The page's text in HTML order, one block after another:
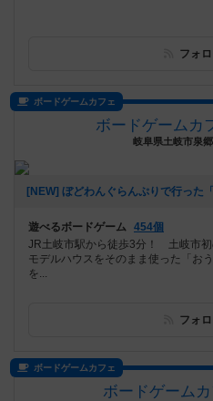
フォ
ボードゲームカフェ
ボードゲームカ
岐阜県土岐市泉
遊べるボードゲーム 454個
JR土岐市駅から徒歩3分！ 土岐市初
モデルハウスをそのまま使った「お
を...
フォ
ボードゲームカフェ
ボードゲーム